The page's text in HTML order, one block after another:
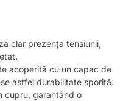
clar prezența tensiunii,
acoperită cu un capac de
astfel durabilitate sporită.
cupru, garantând o